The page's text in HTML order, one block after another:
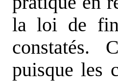
la loi de
constatés.
puisque les